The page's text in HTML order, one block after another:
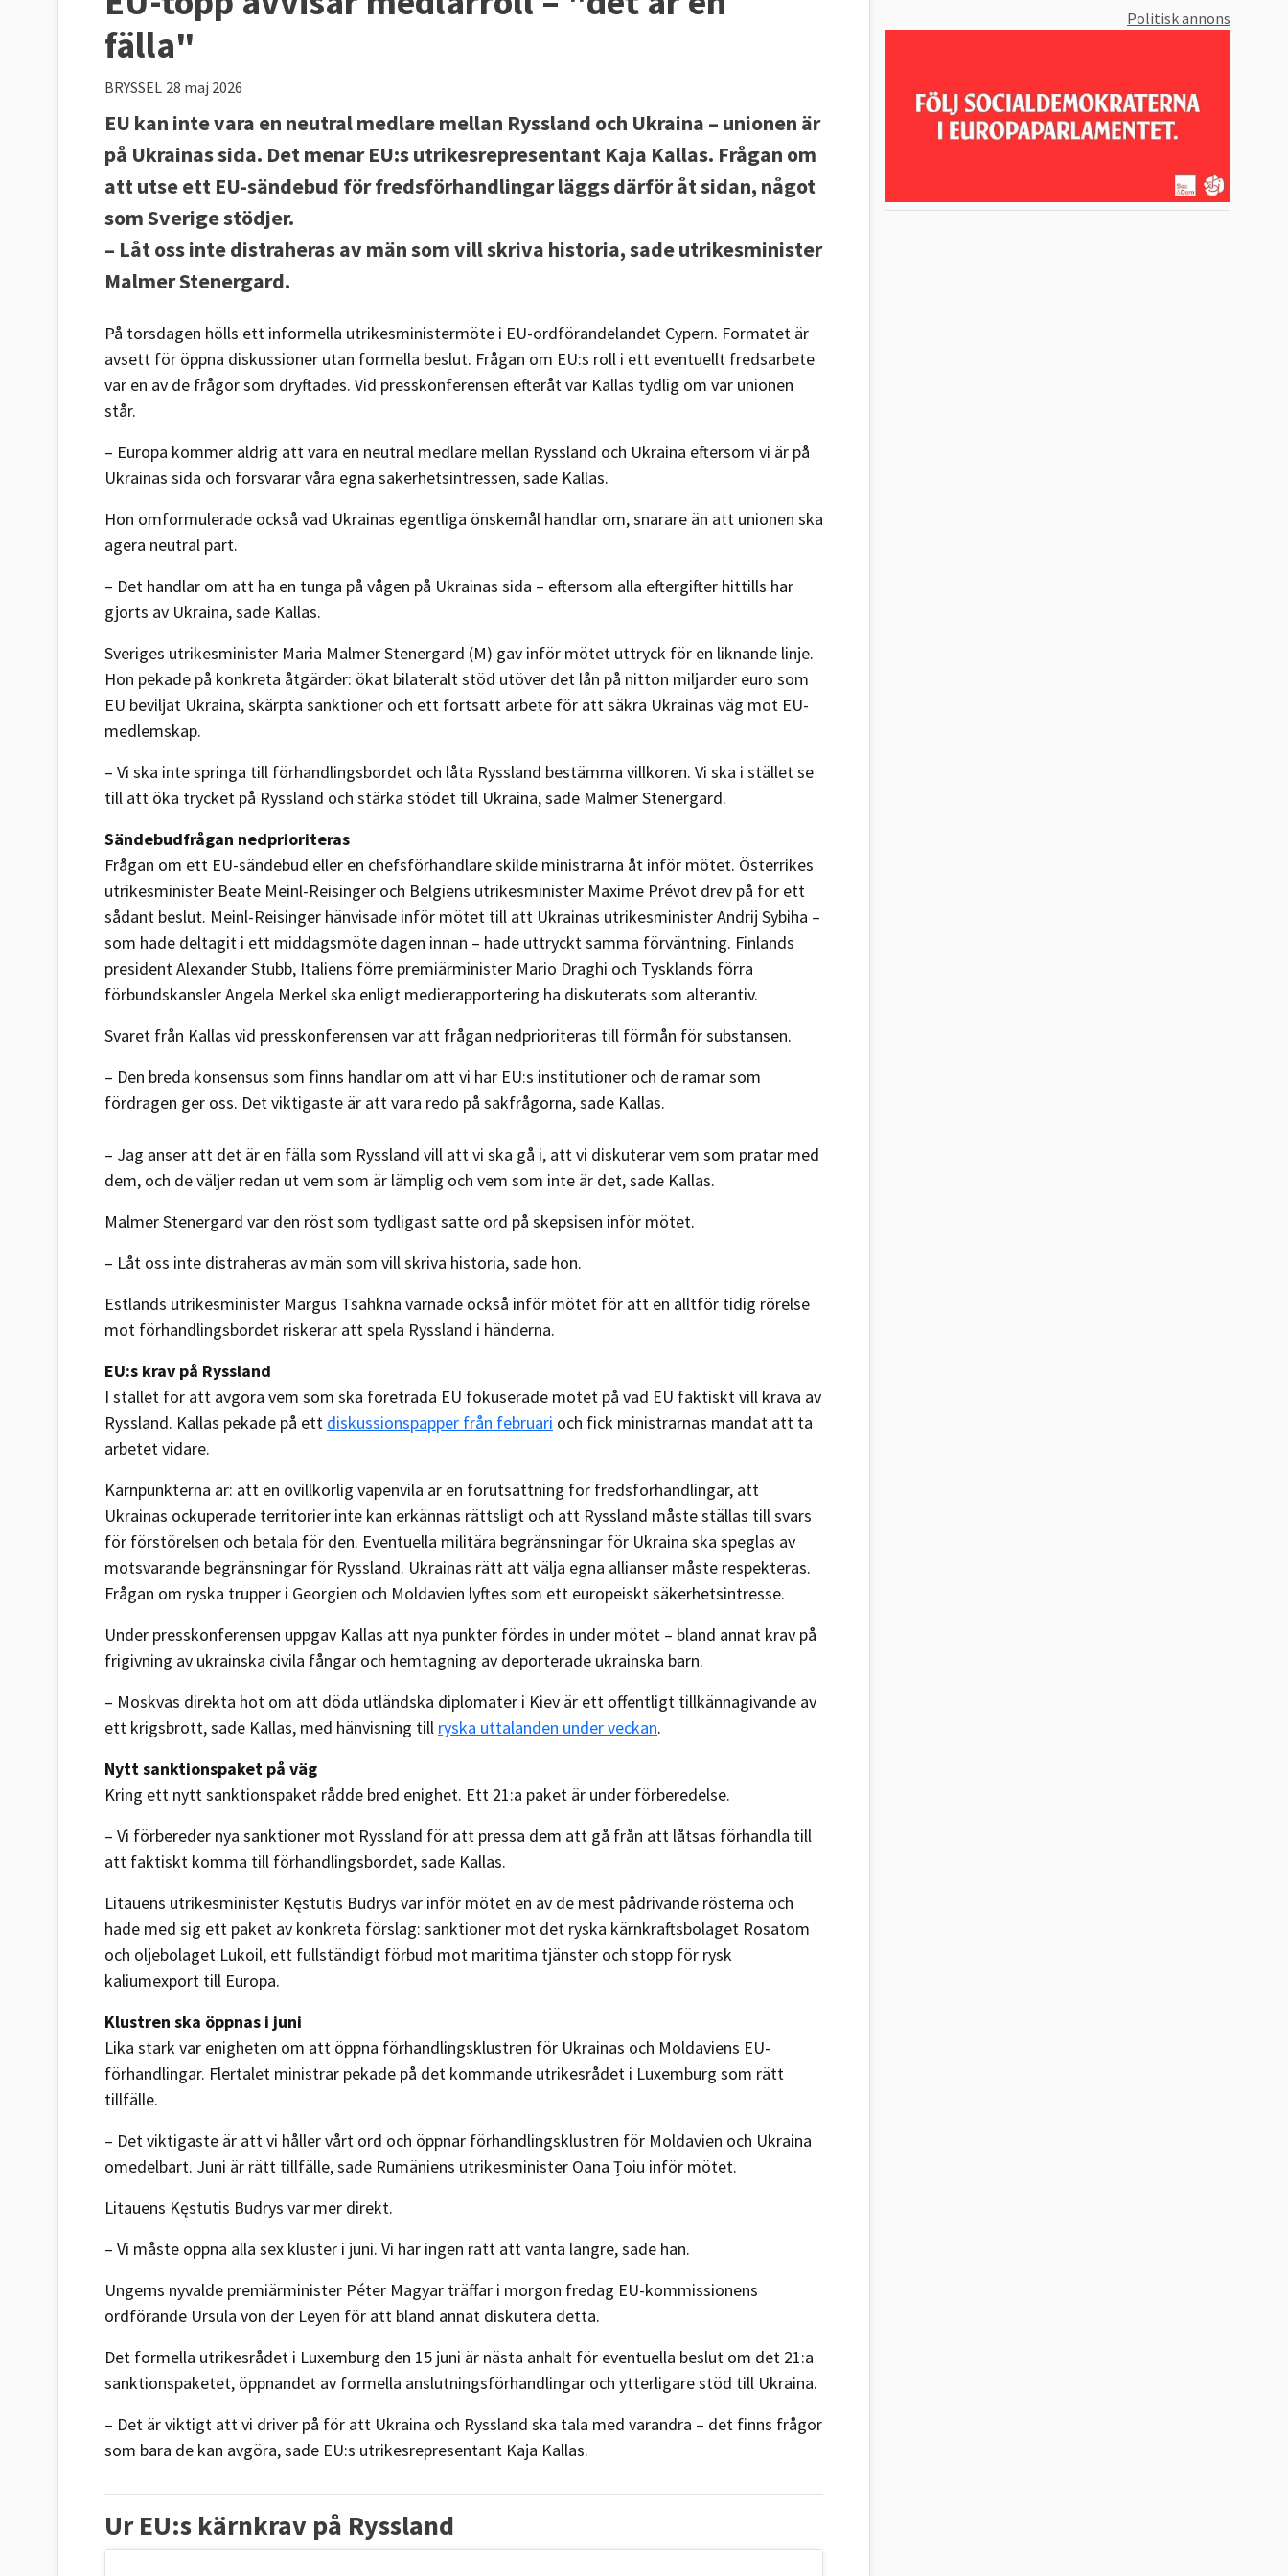
fälla"
BRYSSEL 28 maj 2026
EU kan inte vara en neutral medlare mellan Ryssland och Ukraina – unionen är
på Ukrainas sida. Det menar EU:s utrikesrepresentant Kaja Kallas. Frågan om
att utse ett EU-sändebud för fredsförhandlingar läggs därför åt sidan, något
som Sverige stödjer.
– Låt oss inte distraheras av män som vill skriva historia, sade utrikesminister
Malmer Stenergard.
På torsdagen hölls ett informella utrikesministermöte i EU-ordförandelandet Cypern. Formatet är
avsett för öppna diskussioner utan formella beslut. Frågan om EU:s roll i ett eventuellt fredsarbete
var en av de frågor som dryftades. Vid presskonferensen efteråt var Kallas tydlig om var unionen
står.
– Europa kommer aldrig att vara en neutral medlare mellan Ryssland och Ukraina eftersom vi är på
Ukrainas sida och försvarar våra egna säkerhetsintressen, sade Kallas.
Hon omformulerade också vad Ukrainas egentliga önskemål handlar om, snarare än att unionen ska
agera neutral part.
– Det handlar om att ha en tunga på vågen på Ukrainas sida – eftersom alla eftergifter hittills har
gjorts av Ukraina, sade Kallas.
Sveriges utrikesminister Maria Malmer Stenergard (M) gav inför mötet uttryck för en liknande linje.
Hon pekade på konkreta åtgärder: ökat bilateralt stöd utöver det lån på nitton miljarder euro som
EU beviljat Ukraina, skärpta sanktioner och ett fortsatt arbete för att säkra Ukrainas väg mot EU-
medlemskap.
– Vi ska inte springa till förhandlingsbordet och låta Ryssland bestämma villkoren. Vi ska i stället se
till att öka trycket på Ryssland och stärka stödet till Ukraina, sade Malmer Stenergard.
Sändebudfrågan nedprioriteras
Frågan om ett EU-sändebud eller en chefsförhandlare skilde ministrarna åt inför mötet. Österrikes
utrikesminister Beate Meinl-Reisinger och Belgiens utrikesminister Maxime Prévot drev på för ett
sådant beslut. Meinl-Reisinger hänvisade inför mötet till att Ukrainas utrikesminister Andrij Sybiha –
som hade deltagit i ett middagsmöte dagen innan – hade uttryckt samma förväntning. Finlands
president Alexander Stubb, Italiens förre premiärminister Mario Draghi och Tysklands förra
förbundskansler Angela Merkel ska enligt medierapportering ha diskuterats som alterantiv.
Svaret från Kallas vid presskonferensen var att frågan nedprioriteras till förmån för substansen.
– Den breda konsensus som finns handlar om att vi har EU:s institutioner och de ramar som
fördragen ger oss. Det viktigaste är att vara redo på sakfrågorna, sade Kallas.
– Jag anser att det är en fälla som Ryssland vill att vi ska gå i, att vi diskuterar vem som pratar med
dem, och de väljer redan ut vem som är lämplig och vem som inte är det, sade Kallas.
Malmer Stenergard var den röst som tydligast satte ord på skepsisen inför mötet.
– Låt oss inte distraheras av män som vill skriva historia, sade hon.
Estlands utrikesminister Margus Tsahkna varnade också inför mötet för att en alltför tidig rörelse
mot förhandlingsbordet riskerar att spela Ryssland i händerna.
EU:s krav på Ryssland
I stället för att avgöra vem som ska företräda EU fokuserade mötet på vad EU faktiskt vill kräva av
Ryssland. Kallas pekade på ett diskussionspapper från februari och fick ministrarnas mandat att ta
arbetet vidare.
Kärnpunkterna är: att en ovillkorlig vapenvila är en förutsättning för fredsförhandlingar, att
Ukrainas ockuperade territorier inte kan erkännas rättsligt och att Ryssland måste ställas till svars
för förstörelsen och betala för den. Eventuella militära begränsningar för Ukraina ska speglas av
motsvarande begränsningar för Ryssland. Ukrainas rätt att välja egna allianser måste respekteras.
Frågan om ryska trupper i Georgien och Moldavien lyftes som ett europeiskt säkerhetsintresse.
Under presskonferensen uppgav Kallas att nya punkter fördes in under mötet – bland annat krav på
frigivning av ukrainska civila fångar och hemtagning av deporterade ukrainska barn.
– Moskvas direkta hot om att döda utländska diplomater i Kiev är ett offentligt tillkännagivande av
ett krigsbrott, sade Kallas, med hänvisning till ryska uttalanden under veckan.
Nytt sanktionspaket på väg
Kring ett nytt sanktionspaket rådde bred enighet. Ett 21:a paket är under förberedelse.
– Vi förbereder nya sanktioner mot Ryssland för att pressa dem att gå från att låtsas förhandla till
att faktiskt komma till förhandlingsbordet, sade Kallas.
Litauens utrikesminister Kęstutis Budrys var inför mötet en av de mest pådrivande rösterna och
hade med sig ett paket av konkreta förslag: sanktioner mot det ryska kärnkraftsbolaget Rosatom
och oljebolaget Lukoil, ett fullständigt förbud mot maritima tjänster och stopp för rysk
kaliumexport till Europa.
Klustren ska öppnas i juni
Lika stark var enigheten om att öppna förhandlingsklustren för Ukrainas och Moldaviens EU-
förhandlingar. Flertalet ministrar pekade på det kommande utrikesrådet i Luxemburg som rätt
tillfälle.
– Det viktigaste är att vi håller vårt ord och öppnar förhandlingsklustren för Moldavien och Ukraina
omedelbart. Juni är rätt tillfälle, sade Rumäniens utrikesminister Oana Țoiu inför mötet.
Litauens Kęstutis Budrys var mer direkt.
– Vi måste öppna alla sex kluster i juni. Vi har ingen rätt att vänta längre, sade han.
Ungerns nyvalde premiärminister Péter Magyar träffar i morgon fredag EU-kommissionens
ordförande Ursula von der Leyen för att bland annat diskutera detta.
Det formella utrikesrådet i Luxemburg den 15 juni är nästa anhalt för eventuella beslut om det 21:a
sanktionspaketet, öppnandet av formella anslutningsförhandlingar och ytterligare stöd till Ukraina.
– Det är viktigt att vi driver på för att Ukraina och Ryssland ska tala med varandra – det finns frågor
som bara de kan avgöra, sade EU:s utrikesrepresentant Kaja Kallas.
Ur EU:s kärnkrav på Ryssland
Politisk annons